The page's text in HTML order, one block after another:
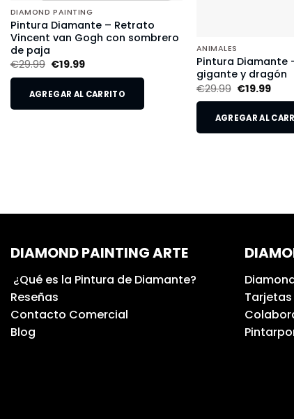
DIAMOND PAINTING
Pintura Diamante – Retrato
Vincent van Gogh con sombrero
de paja
€29.99 €19.99
AGREGAR AL CARRITO
ANIMALES
Pintura Diamante
gigante y dragón
€29.99 €19.99
AGREGAR AL
DIAMOND PAINTING ARTE
¿Qué es la Pintura de Diamante?
Reseñas
Contacto Comercial
Blog